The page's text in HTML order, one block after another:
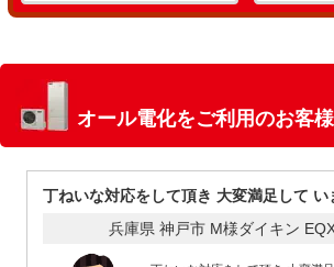
オール電化をご利用のお客
丁ねいな対応をして頂き 大変満足して い
兵庫県 神戸市 M様ダイキン